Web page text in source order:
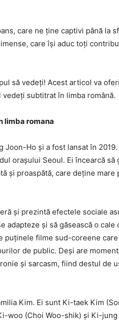
care ne ține captivi până la
care își aduc toți
să vedeți! Acest articol va
subtitrat în limba română.
limba romana
Joon-Ho și a fost lansat în
orașului Seoul. Ei încearcă să
și proaspătă, care deține mare
și prezintă efectele sociale
adapteze și să găsească o cale
puținele filme sud-coreene
de public. Deși are
și sarcasm, fiind destul de
Kim. Ei sunt Ki-taek Kim
woo (Choi Woo-shik) și Ki-jung